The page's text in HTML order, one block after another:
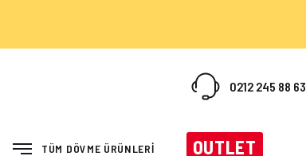
0212 245 88 63
TÜM DÖVME ÜRÜNLERİ OUTLET